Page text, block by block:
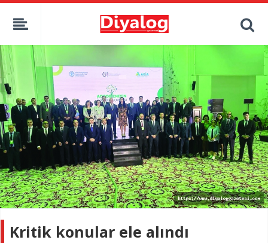
Kritik konular ele alındı